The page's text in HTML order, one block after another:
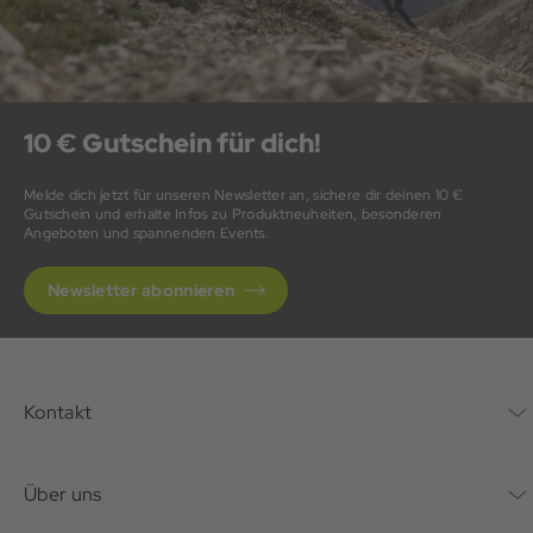
10 € Gutschein für dich!
Melde dich jetzt für unseren Newsletter an, sichere dir deinen 10 €
Gutschein und erhalte Infos zu Produktneuheiten, besonderen
Angeboten und spannenden Events.
Newsletter abonnieren
Kontakt
Über uns